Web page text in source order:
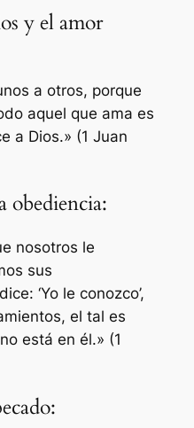
y el amor
a otros, porque
aquel que ama es
a Dios.» (1 Juan
obediencia:
nosotros le
sus
‘Yo le conozco’,
el tal es
está en él.» (1